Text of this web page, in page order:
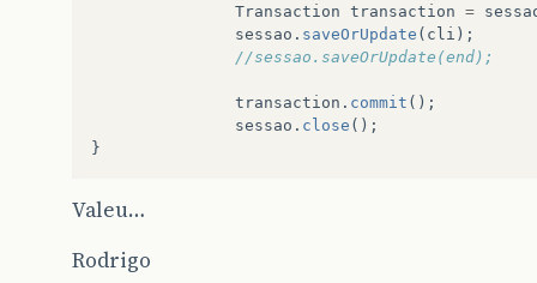
Transaction transaction =
sessao . saveOrUpdate ( cli );
//sessao.saveOrUpdate(end);
transaction . commit ();
sessao . close ();
}
Valeu…
Rodrigo